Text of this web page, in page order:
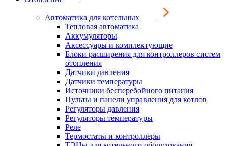
Автоматика для котельных
Тепловая автоматика
Аккумуляторы
Аксессуары и комплектующие
Блоки расширения для контроллеров систем
отопления
Датчики давления
Датчики температуры
Источники бесперебойного питания
Пульты и панели управления для котлов
Регуляторы давления
Регуляторы температуры
Реле
Термостаты и контроллеры